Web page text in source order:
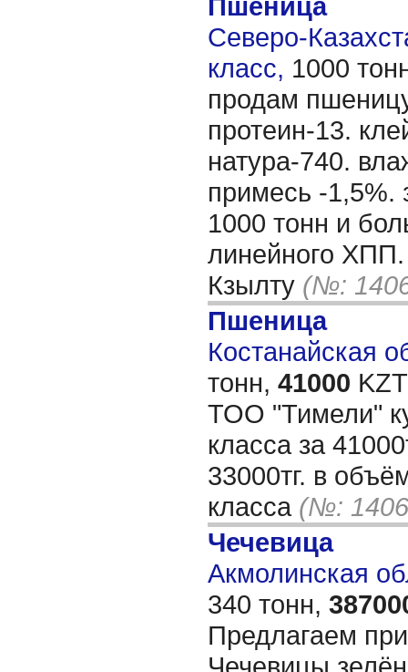
Северо-
класс, 1000
продам
протеин-13.
натура-740.
примесь -1,5%.
1000 тонн и
линейного
Кзылту (№:
Пшеница
Костанайская
тонн, 41000
ТОО "Тимели"
класса за
33000тг. в
класса (№:
Чечевица
Акмолинская
340 тонн,
Предлагаем